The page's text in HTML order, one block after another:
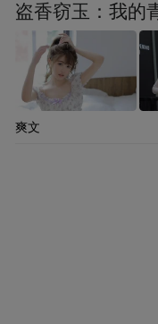
盗香窃玉：我的
爽文